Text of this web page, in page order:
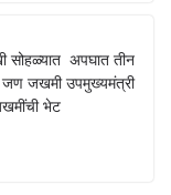
सोहळ्यात अपघात तीन
जण जखमी उपमुख्यमंत्री
भेट